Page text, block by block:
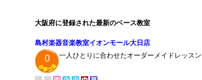
大阪府に登録された最新のベース教室
島村楽器音楽教室イオンモール大日店
0 一人ひとりに合わせたオーダーメイドレッス